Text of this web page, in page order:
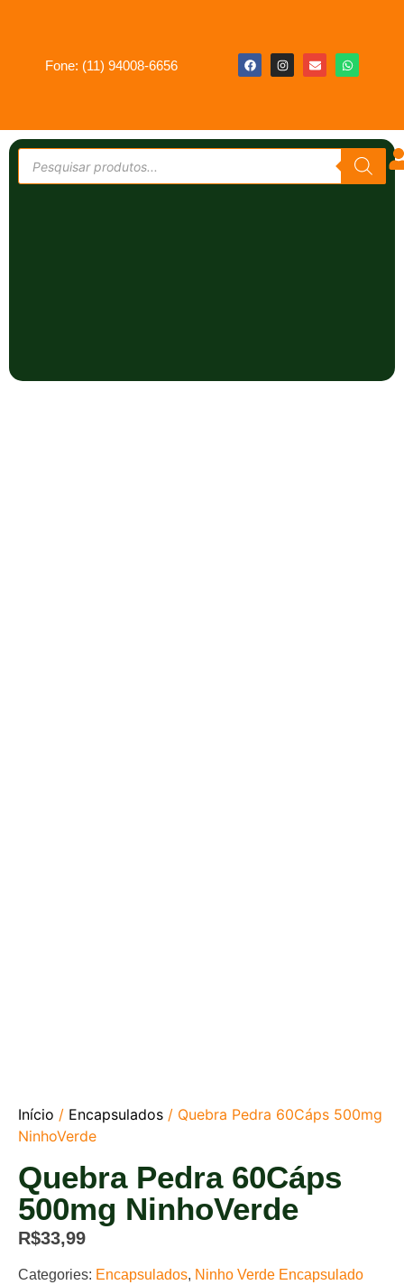
Fone: (11) 94008-6656
Início / Encapsulados / Quebra Pedra 60Cáps 500mg
NinhoVerde
Quebra Pedra 60Cáps
500mg NinhoVerde
R$33,99
Categories: Encapsulados, Ninho Verde Encapsulado